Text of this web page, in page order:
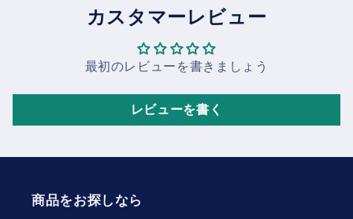
カスタマーレビュー
最初のレビューを書きましょう
レビューを書く
商品をお探しなら